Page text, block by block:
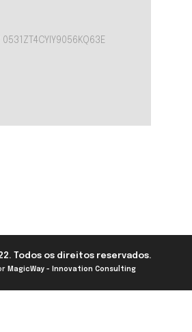
Todos os direitos reservados.
MagicWay - Innovation Consulting